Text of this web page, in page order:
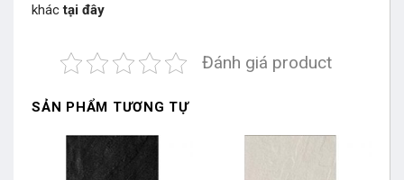
khác tại đây
Đánh giá product
SẢN PHẨM TƯƠNG TỰ